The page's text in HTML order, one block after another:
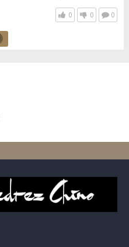
0 0 0